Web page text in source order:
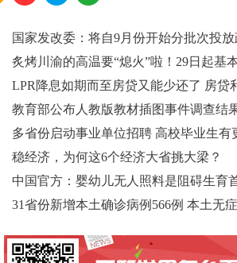
国家发改委：将自9月份开始分批次投
炙烤川渝的高温要“熄火”啦！29日起基
LPR降息如期而至房贷又能少还了 房贷
教育部公布人教版教材插图事件调查结
多省份启动事业单位招聘 高校毕业生有
稳经济，为何这6个经济大省挑大梁？
中国官方：婴幼儿无人照料是阻碍生育
31省份新增本土确诊病例566例 本土无